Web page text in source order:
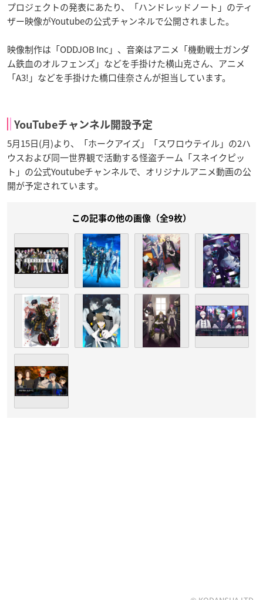
プロジェクトの発表にあたり、「ハンドレッドノート」のティ
ザー映像がYoutubeの公式チャンネルで公開されました。
映像制作は「ODDJOB Inc」、音楽はアニメ「機動戦士ガンダ
ム鉄血のオルフェンズ」などを手掛けた横山克さん、アニメ
「A3!」などを手掛けた橋口佳奈さんが担当しています。
YouTubeチャンネル開設予定
5月15日(月)より、「ホークアイズ」「スワロウテイル」の2ハ
ウスおよび同一世界観で活動する怪盗チーム「スネイクピッ
ト」の公式Youtubeチャンネルで、オリジナルアニメ動画の公
開が予定されています。
この記事の他の画像（全9枚）